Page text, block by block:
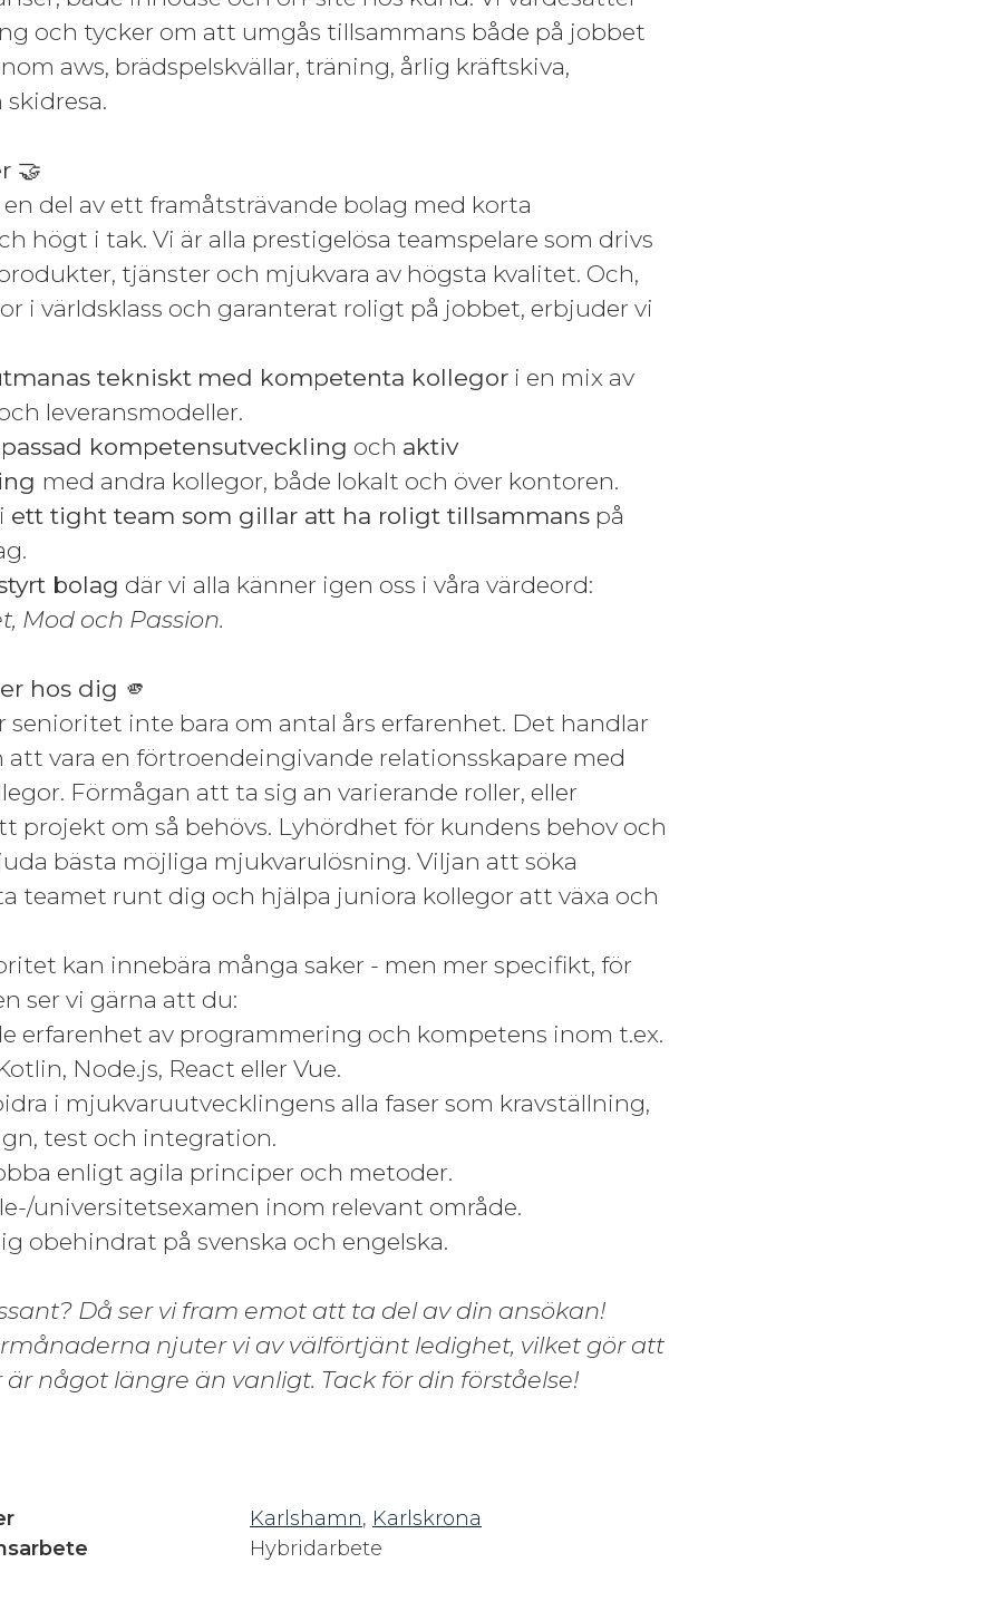
och tycker om att umgås tillsammans både på jobbet
aws, brädspelskvällar, träning, årlig kräftskiva,
🤝
en del av ett framåtsträvande bolag med korta
högt i tak. Vi är alla prestigelösa teamspelare som drivs
tjänster och mjukvara av högsta kvalitet. Och,
i världsklass och garanterat roligt på jobbet, erbjuder vi
tekniskt med kompetenta kollegor i en mix av
leveransmodeller.
kompetensutveckling och aktiv
med andra kollegor, både lokalt och över kontoren.
ett tight team som gillar att ha roligt tillsammans på
bolag där vi alla känner igen oss i våra värdeord:
Mod och Passion.
hos dig 🫵
senioritet inte bara om antal års erfarenhet. Det handlar
att vara en förtroendeingivande relationsskapare med
Förmågan att ta sig an varierande roller, eller
projekt om så behövs. Lyhördhet för kundens behov och
bästa möjliga mjukvarulösning. Viljan att söka
teamet runt dig och hjälpa juniora kollegor att växa och
kan innebära många saker - men mer specifikt, för
ser vi gärna att du:
erfarenhet av programmering och kompetens inom t.ex.
Node.js, React eller Vue.
i mjukvaruutvecklingens alla faser som kravställning,
test och integration.
enligt agila principer och metoder.
universitetsexamen inom relevant område.
obehindrat på svenska och engelska.
Då ser vi fram emot att ta del av din ansökan!
njuter vi av välförtjänt ledighet, vilket gör att
är något längre än vanligt. Tack för din förståelse!
Karlshamn, Karlskrona
Hybridarbete